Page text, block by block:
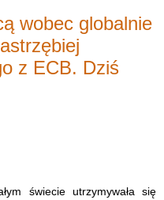
wobec globalnie
z ECB. Dziś
świecie utrzymywała się